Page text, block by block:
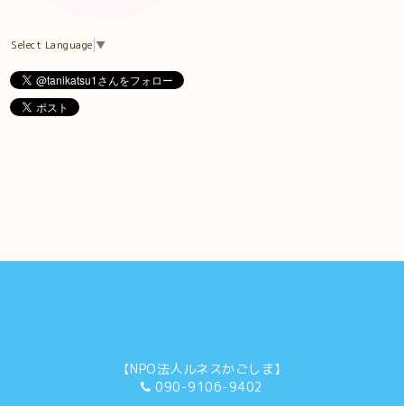
Select Language ▼
【NPO法人ルネスかごしま】
090-9106-9402